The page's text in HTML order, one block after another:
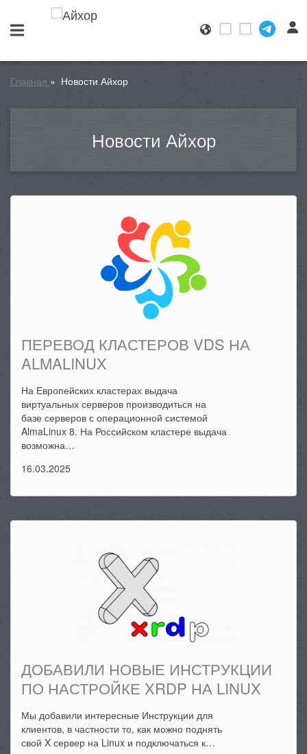
Главная » Новости Айхор
Новости Айхор
ПЕРЕВОД КЛАСТЕРОВ VDS НА
ALMALINUX
На Европейских кластерах выдача
виртуальных серверов производиться на
базе серверов с операционной системой
AlmaLinux 8. На Российском кластере выдача
возможна…
16.03.2025
ДОБАВИЛИ НОВЫЕ ИНСТРУКЦИИ
ПО НАСТРОЙКЕ XRDP НА LINUX
Мы добавили интересные Инструкции для
клиентов, в частности то, как можно поднять
свой X сервер на Linux и подключаться к…